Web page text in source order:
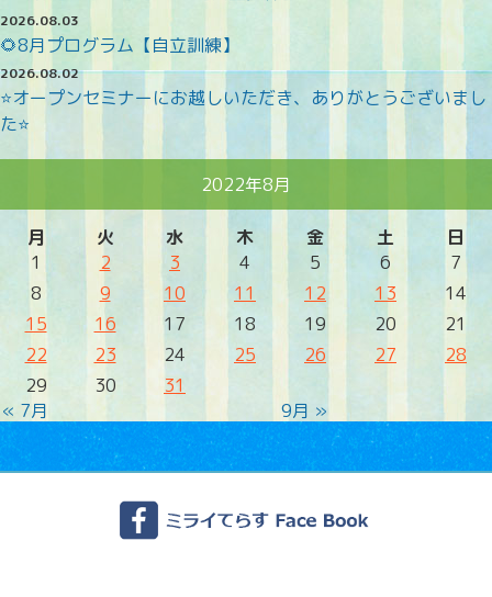
2026.08.03
🌻8月プログラム【自立訓練】
2026.08.02
⭐オープンセミナーにお越しいただき、ありがとうございまし
た⭐
2022年8月
月 火 水 木 金 土 日
« 7月 9月 »
1 2 3 4 5 6
7
8
9 10 11 12 13
14
15
16 17 18 19 20
21
22
23 24 25 26 27
28
29
30 31